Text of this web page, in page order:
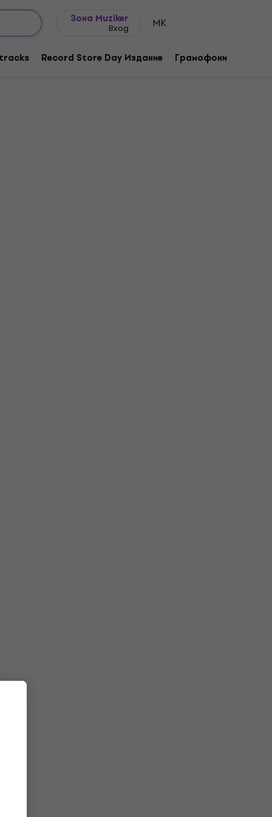
Зона Muziker
Вход MK
Record Store Day Издание Грамофони